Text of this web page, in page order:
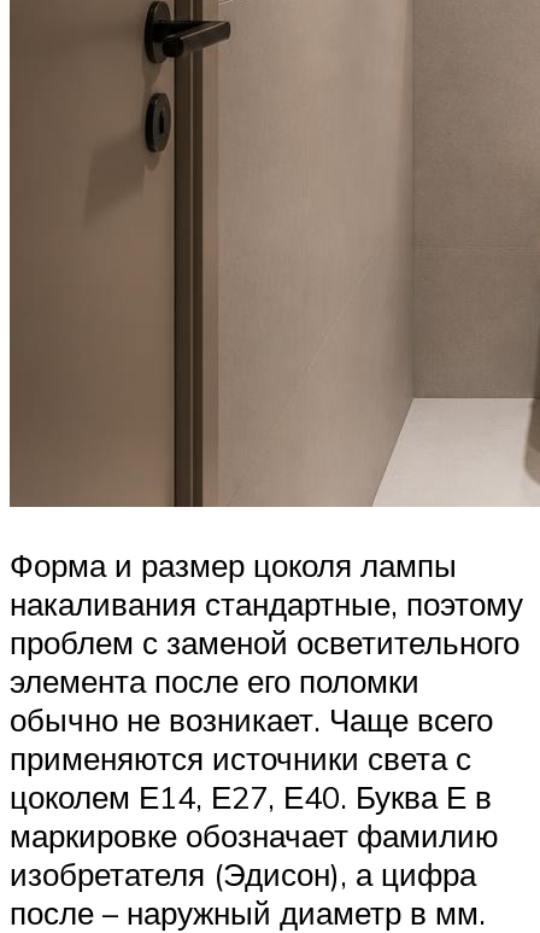
Форма и размер цоколя лампы
накаливания стандартные, поэтому
проблем с заменой осветительного
элемента после его поломки
обычно не возникает. Чаще всего
применяются источники света с
цоколем Е14, Е27, Е40. Буква Е в
маркировке обозначает фамилию
изобретателя (Эдисон), а цифра
после – наружный диаметр в мм.